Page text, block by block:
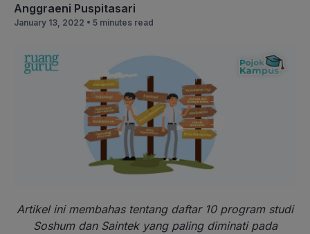
Anggraeni Puspitasari
January 13, 2022 • 5 minutes read
Artikel ini membahas tentang daftar 10 program studi
Soshum dan Saintek yang paling diminati pada